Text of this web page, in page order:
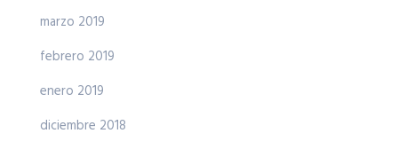
marzo 2019
febrero 2019
enero 2019
diciembre 2018